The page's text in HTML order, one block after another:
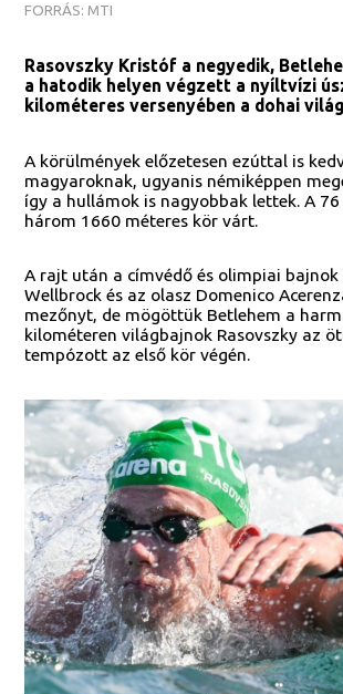
FORRÁS: MTI
Rasovszky Kristóf a negyedik,
a hatodik helyen végzett a nyíltvízi
kilométeres versenyében a dohai
A körülmények előzetesen ezúttal is
magyaroknak, ugyanis némiképpen
így a hullámok is nagyobbak lettek. A
három 1660 méteres kör várt.
A rajt után a címvédő és olimpiai bajnok
Wellbrock és az olasz Domenico
mezőnyt, de mögöttük Betlehem a
kilométeren világbajnok Rasovszky az
tempózott az első kör végén.